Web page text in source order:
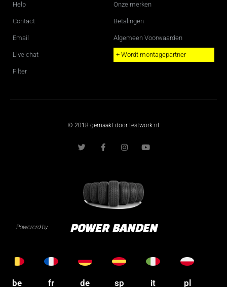
Help
Contact
Email
Live chat
Filter
Onze merken
Betalingen
Algemeen Voorwaarden
+ Wordt montagepartner
© 2018 gemaakt door testwork.nl
w
i
a
c
o
k
-
f
n
s
r
a
m
o
u
Powererd by POWER BANDEN
be fr de sp it pl